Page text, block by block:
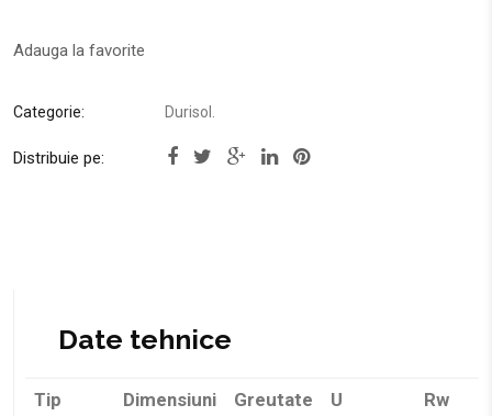
Adauga la favorite
Categorie: Durisol
Distribuie pe:
Tip
Dimensiuni
Greutate
U
Rw